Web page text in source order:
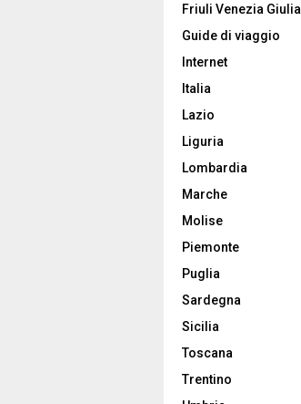
Friuli Venezia Giulia
Guide di viaggio
Internet
Italia
Lazio
Liguria
Lombardia
Marche
Molise
Piemonte
Puglia
Sardegna
Sicilia
Toscana
Trentino